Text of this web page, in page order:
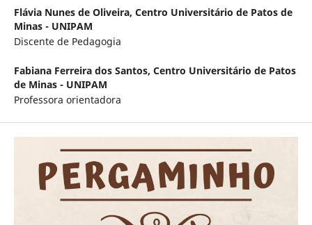
Flávia Nunes de Oliveira, Centro Universitário de Patos de
Minas - UNIPAM
Discente de Pedagogia
Fabiana Ferreira dos Santos, Centro Universitário de Patos
de Minas - UNIPAM
Professora orientadora